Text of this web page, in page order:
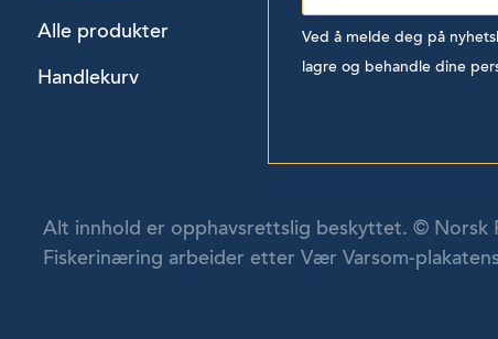
Alle produkter
Handlekurv
Ved å melde deg på
lagre og behandle dine
Alt innhold er opphavsrettslig beskyttet. © Norsk
Fiskerinæring arbeider etter Vær Varsom-